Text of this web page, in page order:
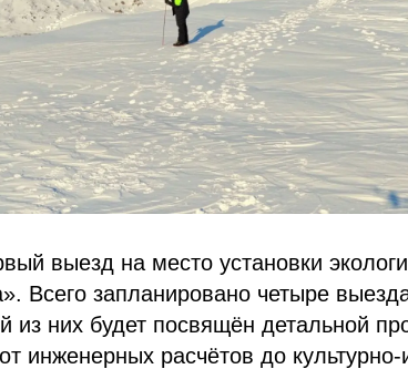
выезд на место установки
Всего запланировано четыре
них будет посвящён детальной
инженерных расчётов до культурно-